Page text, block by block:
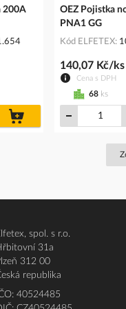
200A
košíku
OEZ Pojistka
PNA1 GG
Kód ELFETEX
Cena s DPH
140,07 Kč/ks
68 ks
spol. s r.o.
31a
312 00
republika
40524485